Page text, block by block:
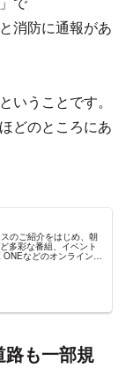
で
消防に通報があ
いうことです。
どのところにあ
のご紹介をはじめ、朝
多彩な番組、イベント
などのオンラインサ
も一部規